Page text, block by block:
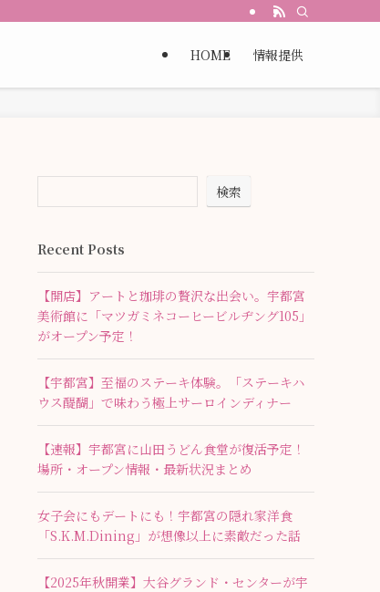
HOME 情報提供
検索
Recent Posts
【開店】アートと珈琲の贅沢な出会い。宇都宮
美術館に「マツガミネコーヒービルヂング105」
がオープン予定！
【宇都宮】至福のステーキ体験。「ステーキハ
ウス醍醐」で味わう極上サーロインディナー
【速報】宇都宮に山田うどん食堂が復活予定！
場所・オープン情報・最新状況まとめ
女子会にもデートにも！宇都宮の隠れ家洋食
「S.K.M.Dining」が想像以上に素敵だった話
【2025年秋開業】大谷グランド・センターが宇